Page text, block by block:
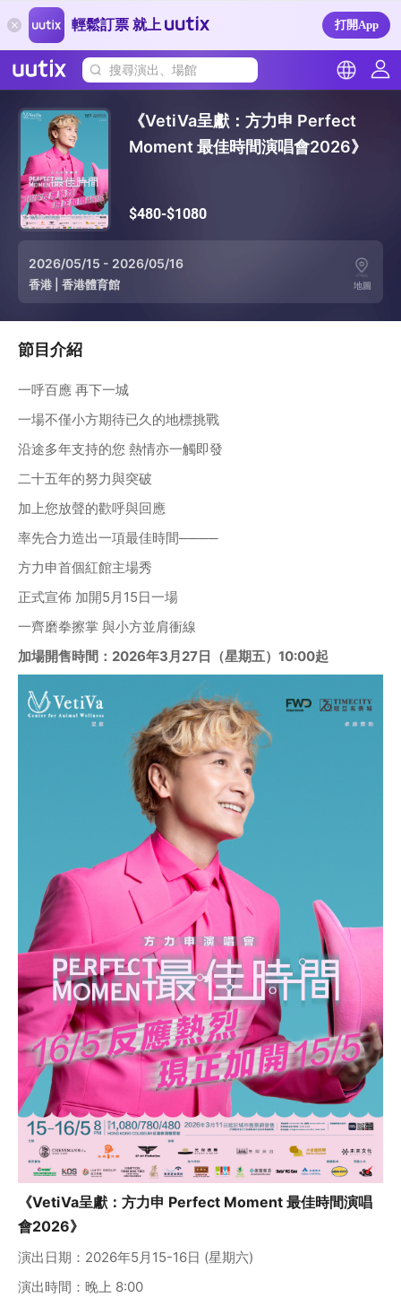
輕鬆訂票 就上 打開App
搜尋演出、場館
《VetiVa呈獻：方力申 Perfect
Moment 最佳時間演唱會2026》
$480-$1080
2026/05/15 - 2026/05/16
香港 香港體育館 地圖
節目介紹
一呼百應 再下一城
一場不僅小方期待已久的地標挑戰
沿途多年支持的您 熱情亦一觸即發
二十五年的努力與突破
加上您放聲的歡呼與回應
率先合力造出一項最佳時間────
方力申首個紅館主場秀
正式宣佈 加開5月15日一場
一齊磨拳擦掌 與小方並肩衝線
加場開售時間：2026年3月27日（星期五）10:00起
《VetiVa呈獻：方力申 Perfect Moment 最佳時間演唱
會2026》
演出日期：2026年5月15-16日 (星期六)
演出時間：晚上 8:00